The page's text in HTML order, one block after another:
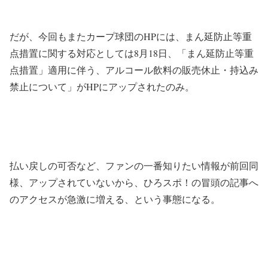
だが、今回もまたカープ球団のHPには、まん延防止等重
点措置に関する対応としては8月18日、「まん延防止等重
点措置」適用に伴う、アルコール飲料の販売休止・持込み
禁止について」がHPにアップされたのみ。
払い戻しの可否など、ファンの一番知りたい情報が前回同
様、アップされていないから、ひろスポ！の冒頭の記事へ
のアクセスが急激に増える、という事態になる。